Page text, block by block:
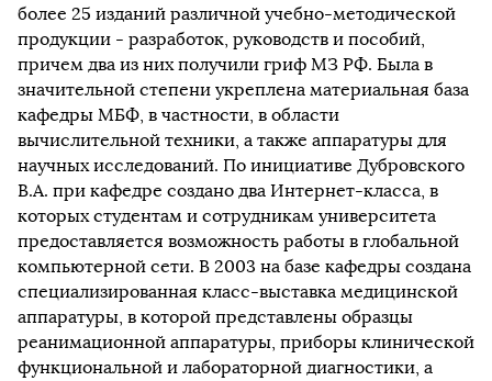
более 25 изданий различной учебно-методической
продукции - разработок, руководств и пособий,
причем два из них получили гриф МЗ РФ. Была в
значительной степени укреплена материальная база
кафедры МБФ, в частности, в области
вычислительной техники, а также аппаратуры для
научных исследований. По инициативе Дубровского
В.А. при кафедре создано два Интернет-класса, в
которых студентам и сотрудникам университета
предоставляется возможность работы в глобальной
компьютерной сети. В 2003 на базе кафедры создана
специализированная класс-выставка медицинской
аппаратуры, в которой представлены образцы
реанимационной аппаратуры, приборы клинической
функциональной и лабораторной диагностики, а